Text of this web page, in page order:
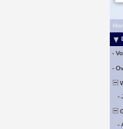
-
-
-
-